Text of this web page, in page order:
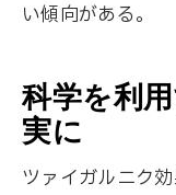
い傾向がある。
科学を利
実に
ツァイガルニク